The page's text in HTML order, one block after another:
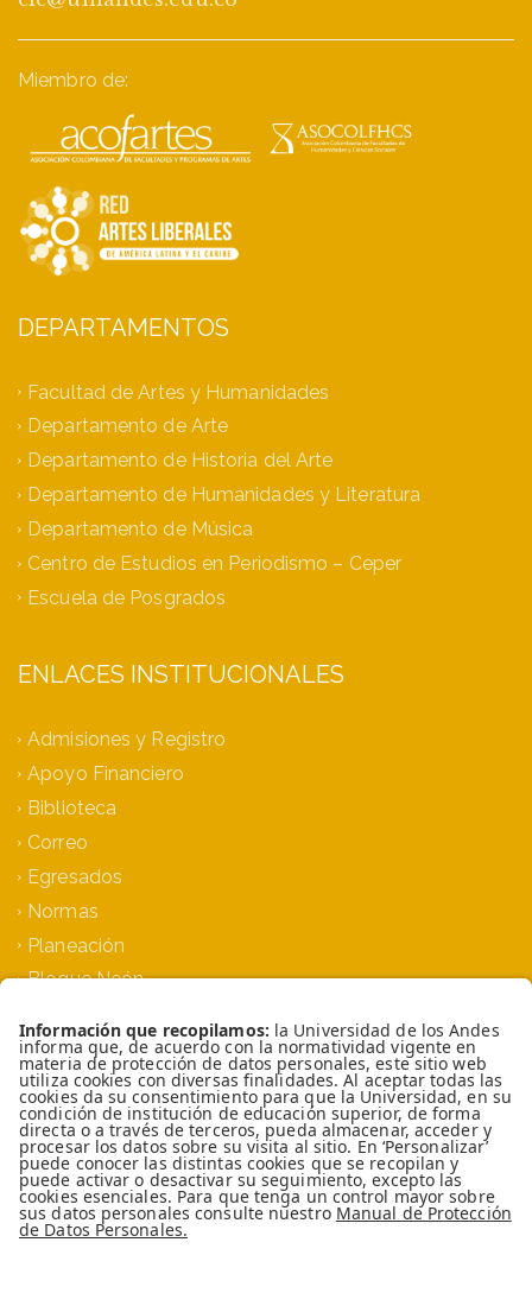
Miembro de:
DEPARTAMENTOS
Facultad de Artes y Humanidades
Departamento de Arte
Departamento de Historia del Arte
Departamento de Humanidades y Literatura
Departamento de Música
Centro de Estudios en Periodismo – Ceper
Escuela de Posgrados
ENLACES INSTITUCIONALES
Admisiones y Registro
Apoyo Financiero
Biblioteca
Correo
Egresados
Normas
Planeación
Bloque Neón
TOP
Universidad de los Andes | Vigilada MinEducación
Reconocimiento como Universidad: Decreto